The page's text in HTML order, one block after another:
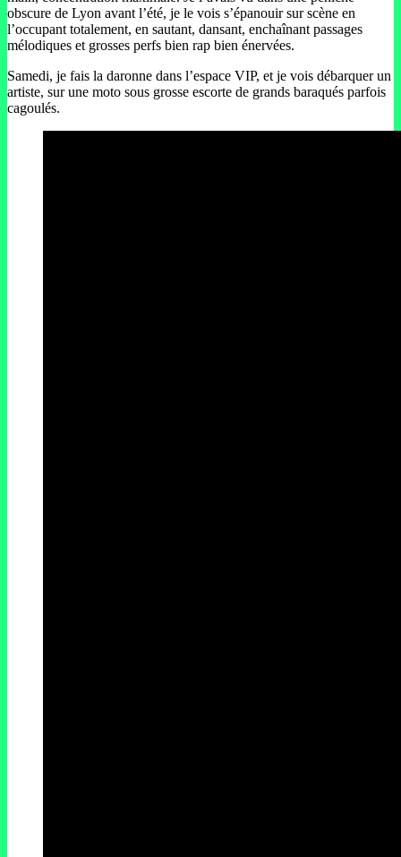
obscure de Lyon avant l’été, je le vois s’épanouir sur scène en
l’occupant totalement, en sautant, dansant, enchaînant passages
mélodiques et grosses perfs bien rap bien énervées.
Samedi, je fais la daronne dans l’espace VIP, et je vois débarquer un
artiste, sur une moto sous grosse escorte de grands baraqués parfois
cagoulés.